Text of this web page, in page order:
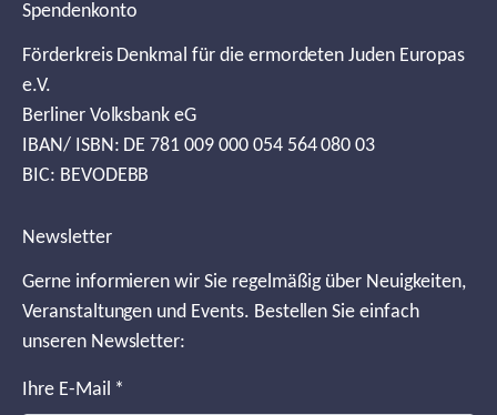
Spendenkonto
Förderkreis Denkmal für die ermordeten Juden Europas
e.V.
Berliner Volksbank eG
IBAN/ ISBN: DE 781 009 000 054 564 080 03
BIC: BEVODEBB
Newsletter
Gerne informieren wir Sie regelmäßig über Neuigkeiten,
Veranstaltungen und Events. Bestellen Sie einfach
unseren Newsletter:
Ihre E-Mail *